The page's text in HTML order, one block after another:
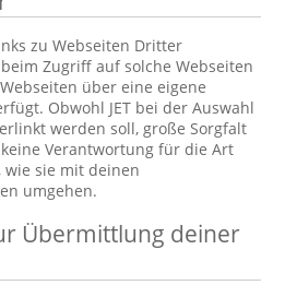
zu Webseiten Dritter
Zugriff auf solche Webseiten
über eine eigene
Obwohl JET bei der Auswahl
werden soll, große Sorgfalt
Verantwortung für die Art
wie sie mit deinen
umgehen.
Übermittlung deiner